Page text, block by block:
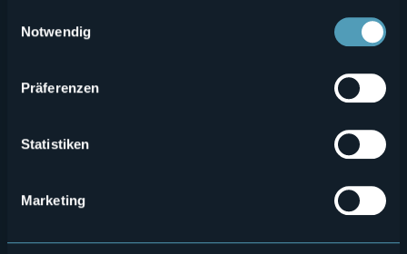
Notwendig
Präferenzen
Statistiken
Marketing
Menù
secondario
Kontakte
Cookie Policy